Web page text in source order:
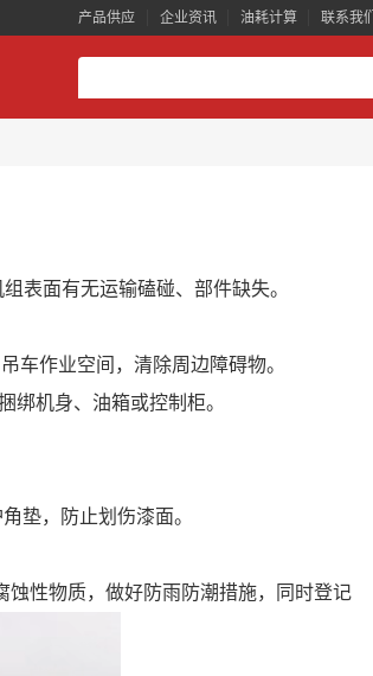
产品供应 企业资讯 油耗计算 联系我们
表面有无运输磕碰、部件缺失。
车作业空间，清除周边障碍物。
绑机身、油箱或控制柜。
垫，防止划伤漆面。
性物质，做好防雨防潮措施，同时登记